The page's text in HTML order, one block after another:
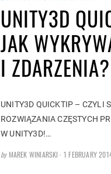
UNITY3D
JAK
I ZDARZENIA?
UNITY3D QUICKTIP – CZYLI
ROZWIĄZANIA CZĘSTYCH
W UNITY3D!…
byMAREK WINIARSKI
POSTED
1 FEBRUARY